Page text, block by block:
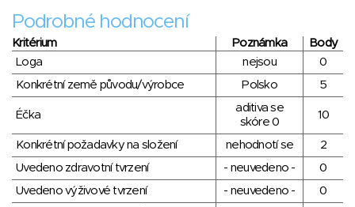
Podrobné hodnocení
Kritérium Poznámka
Body
Loga
nejsou
0
Konkrétní země původu/výrobce
Polsko 5
Éčka
aditiva se
skóre 0
10
Konkrétní požadavky na složení nehodnotí se
2
Uvedeno zdravotní tvrzení
- neuvedeno -
0
Uvedeno výživové tvrzení
- neuvedeno -
0